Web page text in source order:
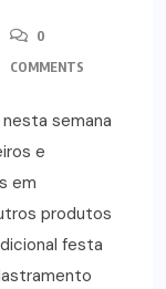
0
COMMENTS
semana
e
em
produtos
festa